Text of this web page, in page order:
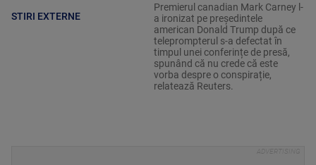
STIRI EXTERNE
Premierul canadian Mark Carney l-
a ironizat pe președintele
american Donald Trump după ce
teleprompterul s-a defectat în
timpul unei conferințe de presă,
spunând că nu crede că este
vorba despre o conspirație,
relatează Reuters.